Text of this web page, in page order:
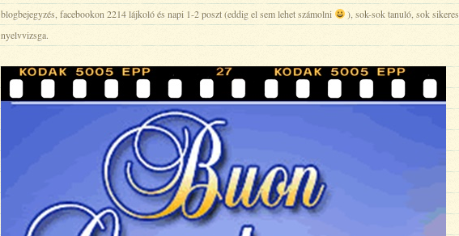
blogbejegyzés, facebookon 2214 lájkoló és napi 1-2 poszt (eddig el sem lehet számolni
), sok-sok tanuló, sok sikeres
nyelvvizsga.